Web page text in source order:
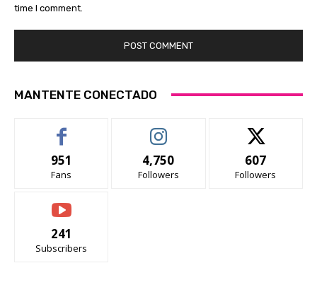
time I comment.
MANTENTE CONECTADO
951
Fans
4,750
Followers
607
Followers
241
Subscribers